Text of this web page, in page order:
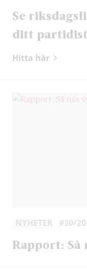
Se
ditt
Hitta här
NYHETER #30/
Rapport: Så